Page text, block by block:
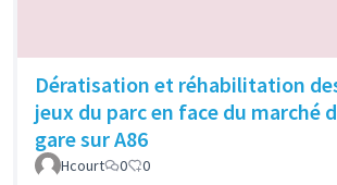
Dératisation et réhabilitation
jeux du parc en face du marché
gare sur A86
Hcourt 0 0